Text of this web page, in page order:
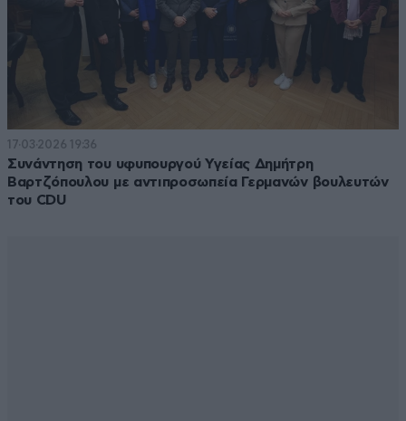
17·03·2026 19:36
Συνάντηση του υφυπουργού Υγείας Δημήτρη
Βαρτζόπουλου με αντιπροσωπεία Γερμανών βουλευτών
του CDU